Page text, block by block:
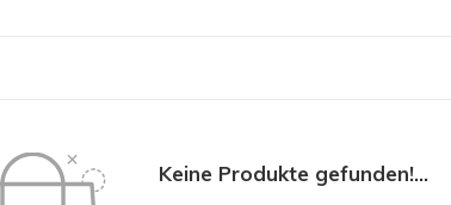
Keine Produkte gefunden!...